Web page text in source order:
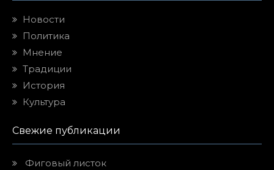
Новости
Политика
Мнение
Традиции
История
Культура
Свежие публикации
Фиговый листок